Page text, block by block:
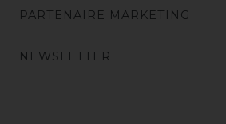
PARTENAIRE MARKETING
NEWSLETTER